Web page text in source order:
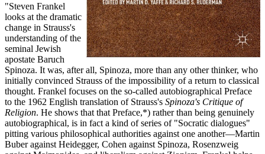
"Steven Frankel
looks at the dramatic
change in Strauss's
understanding of the
seminal Jewish
apostate Baruch
Spinoza. It was, after all, Spinoza, more than any other thinker, who
initially convinced Strauss of the impossibility of a return to classical
thought. Frankel focuses on the so-called autobiographical Preface
to the 1962 English translation of Strauss's Spinoza's Critique of
Religion. He shows that that Preface,*) rather than being genuinely
autobiographical, is in fact a kind of series of "Socratic dialogues"
pitting various philosophical authorities against one another—Martin
Buber against Heidegger, Cohen against Spinoza, Rosenzweig